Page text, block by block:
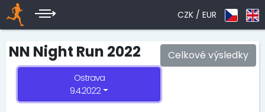
CZK / EUR
Celkové výsledky
NN Night Run 2022
Ostrava
9.4.2022